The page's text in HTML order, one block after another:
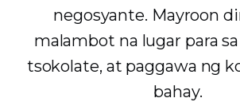
negosyante. Mayroon
malambot na lugar para
tsokolate, at paggawa ng
bahay.